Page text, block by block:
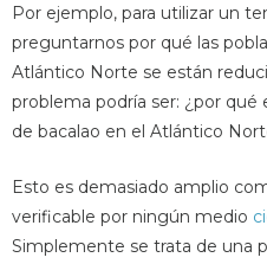
Por ejemplo, para utilizar un
preguntarnos por qué las
Atlántico Norte se están
problema podría ser: ¿por
de bacalao en el Atlántico
Esto es demasiado amplio
verificable por ningún medio
Simplemente se trata de una